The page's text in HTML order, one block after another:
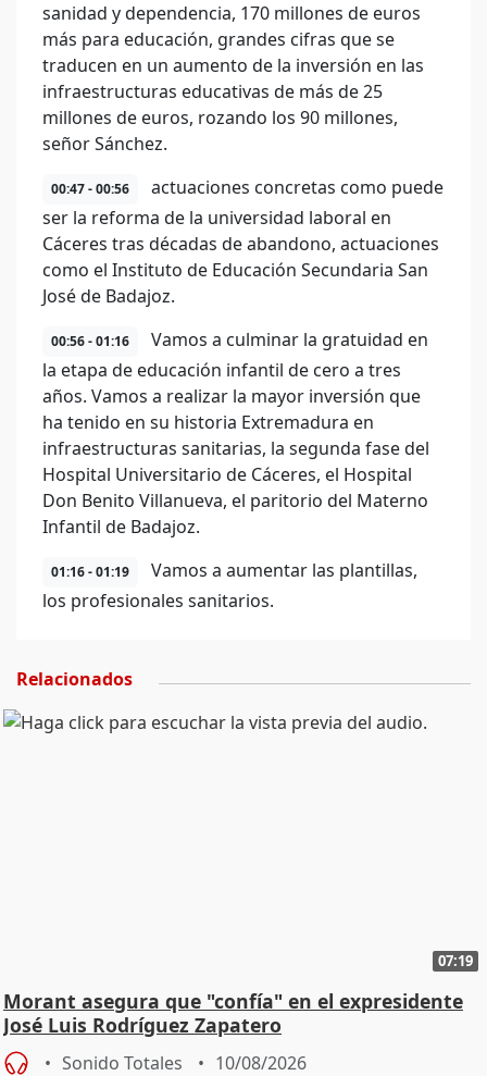
sanidad y dependencia, 170 millones de euros
más para educación, grandes cifras que se
traducen en un aumento de la inversión en las
infraestructuras educativas de más de 25
millones de euros, rozando los 90 millones,
señor Sánchez.
00:47 - 00:56
actuaciones concretas como puede
ser la reforma de la universidad laboral en
Cáceres tras décadas de abandono, actuaciones
como el Instituto de Educación Secundaria San
José de Badajoz.
00:56 - 01:16
Vamos a culminar la gratuidad en
la etapa de educación infantil de cero a tres
años. Vamos a realizar la mayor inversión que
ha tenido en su historia Extremadura en
infraestructuras sanitarias, la segunda fase del
Hospital Universitario de Cáceres, el Hospital
Don Benito Villanueva, el paritorio del Materno
Infantil de Badajoz.
01:16 - 01:19
Vamos a aumentar las plantillas,
los profesionales sanitarios.
Relacionados
07:19
Morant asegura que "confía" en el expresidente
José Luis Rodríguez Zapatero
Sonido Totales 10/08/2026